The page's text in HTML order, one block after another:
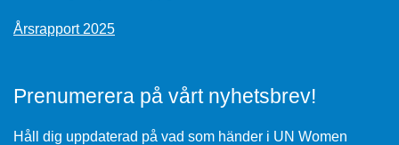
Årsrapport 2025
Prenumerera på vårt nyhetsbrev!
Håll dig uppdaterad på vad som händer i UN Women